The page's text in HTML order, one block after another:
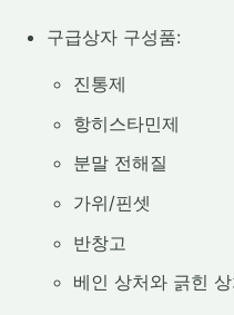
구급상자 구성품:
진통제
항히스타민제
분말 전해질
가위/핀셋
반창고
베인 상처와 긁힌